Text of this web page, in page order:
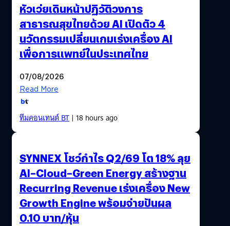
หัวเว่ยเดินหน้าปฏิวัติวงการ
สาธารณสุขไทยด้วย AI เปิดตัว 4
นวัตกรรมเปลี่ยนเกมเร่งเครื่อง AI
เพื่อการแพทย์ในประเทศไทย
07/08/2026
Read More
ทีมคอนเทนต์ BT| 18 hours ago
SYNNEX โชว์กำไร Q2/69 โต 18% ลุย
AI–Cloud–Green Energy สร้างฐาน
Recurring Revenue เร่งเครื่อง New
Growth Engine พร้อมจ่ายปันผล
0.10 บาท/หุ้น